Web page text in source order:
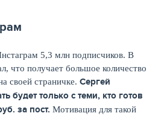
5,3 млн подписчиков. В
что получает большое количество
своей страничке. Сергей
будет только с теми, кто готов
за пост. Мотивация для такой